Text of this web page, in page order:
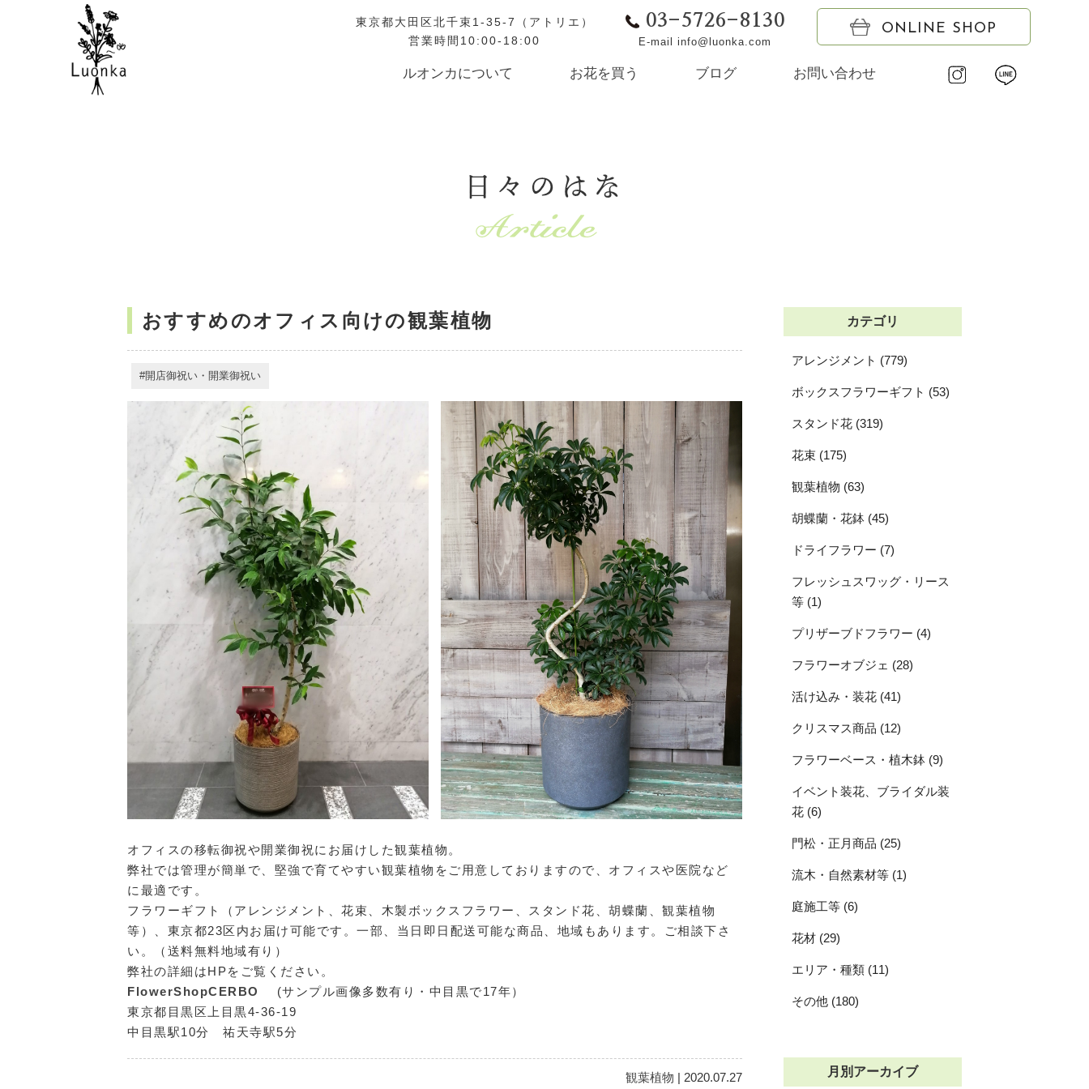
東京都大田区北千束1-35-7（アトリエ）
営業時間10:00-18:00
03-5726-8130
E-mail info@luonka.com
ONLINE SHOP
ルオンカについて お花を買う ブログ お問い合わせ
日々のはな
おすすめのオフィス向けの観葉植物
開店御祝い・開業御祝い
オフィスの移転御祝や開業御祝にお届けした観葉植物。
弊社では管理が簡単で、堅強で育てやすい観葉植物をご用意しておりますので、オフィスや医院など
に最適です。
フラワーギフト（アレンジメント、花束、木製ボックスフラワー、スタンド花、胡蝶蘭、観葉植物
等）、東京都23区内お届け可能です。一部、当日即日配送可能な商品、地域もあります。ご相談下さ
い。（送料無料地域有り）
弊社の詳細はHPをご覧ください。
FlowerShopCERBO
(サンプル画像多数有り・中目黒で17年）
東京都目黒区上目黒4-36-19
中目黒駅10分 祐天寺駅5分
観葉植物 | 2020.07.27
カテゴリ
アレンジメント (779)
ボックスフラワーギフト (53)
スタンド花 (319)
花束 (175)
観葉植物 (63)
胡蝶蘭・花鉢 (45)
ドライフラワー (7)
フレッシュスワッグ・リース
等 (1)
プリザーブドフラワー (4)
フラワーオブジェ (28)
活け込み・装花 (41)
クリスマス商品 (12)
フラワーベース・植木鉢 (9)
イベント装花、ブライダル装
花 (6)
門松・正月商品 (25)
流木・自然素材等 (1)
庭施工等 (6)
花材 (29)
エリア・種類 (11)
その他 (180)
月別アーカイブ